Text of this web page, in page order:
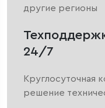
другие регионы
24/7
Круглосуточная
решение